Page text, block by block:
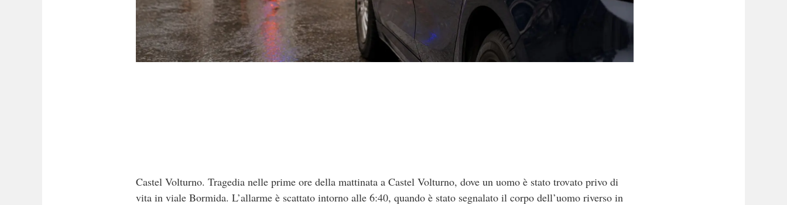
Castel Volturno. Tragedia nelle prime ore della mattinata a Castel Volturno, dove un uomo è stato trovato privo di
vita in viale Bormida. L’allarme è scattato intorno alle 6:40, quando è stato segnalato il corpo dell’uomo riverso in